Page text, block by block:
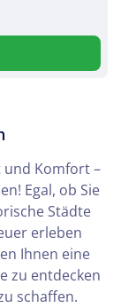
und Komfort –
Egal, ob Sie
Städte
erleben
Ihnen eine
zu entdecken
schaffen.